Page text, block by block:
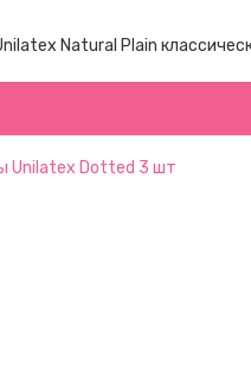
Natural Plain